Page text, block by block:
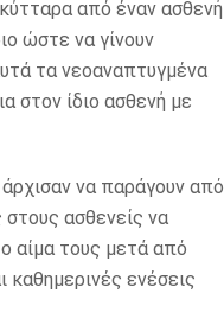
από έναν ασθενή
ώστε να γίνουν
τα νεοαναπτυγμένα
στον ίδιο ασθενή με
να παράγουν από
στους ασθενείς να
αίμα τους μετά από
καθημερινές ενέσεις